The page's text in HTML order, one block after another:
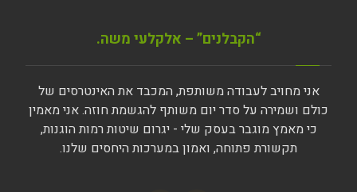
“הקבלנים” – אלקלעי משה.
אני מחויב לעבודה משותפת, המכבד את האינטרסים של
כולם ושמירה על סדר יום משותף להגשמת חוזה. אני מאמין
כי מאמץ מוגבר בעסק שלי - יגרום שיטות רמות הוגנות,
תקשורת פתוחה, ואמון במערכות היחסים שלנו.